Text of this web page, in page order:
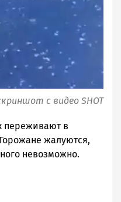
с видео SHOT
переживают в
жалуются,
невозможно.